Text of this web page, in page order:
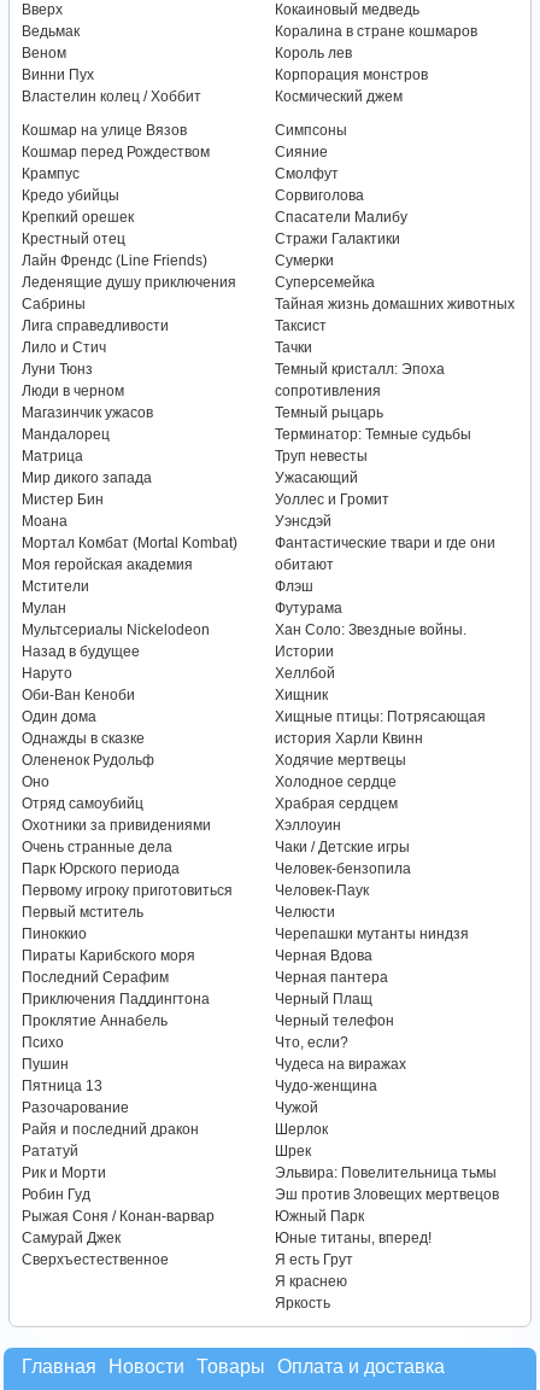
Вверх
Ведьмак
Веном
Винни Пух
Властелин колец / Хоббит
Кокаиновый медведь
Коралина в стране кошмаров
Король лев
Корпорация монстров
Космический джем
Кошмар на улице Вязов
Кошмар перед Рождеством
Крампус
Кредо убийцы
Крепкий орешек
Крестный отец
Лайн Френдс (Line Friends)
Леденящие душу приключения
Сабрины
Лига справедливости
Лило и Стич
Луни Тюнз
Люди в черном
Магазинчик ужасов
Мандалорец
Матрица
Мир дикого запада
Мистер Бин
Моана
Мортал Комбат (Mortal Kombat)
Моя геройская академия
Мстители
Мулан
Мультсериалы Nickelodeon
Назад в будущее
Наруто
Оби-Ван Кеноби
Один дома
Однажды в сказке
Олененок Рудольф
Оно
Отряд самоубийц
Охотники за привидениями
Очень странные дела
Парк Юрского периода
Первому игроку приготовиться
Первый мститель
Пиноккио
Пираты Карибского моря
Последний Серафим
Приключения Паддингтона
Проклятие Аннабель
Психо
Пушин
Пятница 13
Разочарование
Райя и последний дракон
Рататуй
Рик и Морти
Робин Гуд
Рыжая Соня / Конан-варвар
Самурай Джек
Сверхъестественное
Симпсоны
Сияние
Смолфут
Сорвиголова
Спасатели Малибу
Стражи Галактики
Сумерки
Суперсемейка
Тайная жизнь домашних животных
Таксист
Тачки
Темный кристалл: Эпоха
сопротивления
Темный рыцарь
Терминатор: Темные судьбы
Труп невесты
Ужасающий
Уоллес и Громит
Уэнсдэй
Фантастические твари и где они
обитают
Флэш
Футурама
Хан Соло: Звездные войны.
Истории
Хеллбой
Хищник
Хищные птицы: Потрясающая
история Харли Квинн
Ходячие мертвецы
Холодное сердце
Храбрая сердцем
Хэллоуин
Чаки / Детские игры
Человек-бензопила
Человек-Паук
Челюсти
Черепашки мутанты ниндзя
Черная Вдова
Черная пантера
Черный Плащ
Черный телефон
Что, если?
Чудеса на виражах
Чудо-женщина
Чужой
Шерлок
Шрек
Эльвира: Повелительница тьмы
Эш против Зловещих мертвецов
Южный Парк
Юные титаны, вперед!
Я есть Грут
Я краснею
Яркость
Главная Новости Товары Оплата и доставка